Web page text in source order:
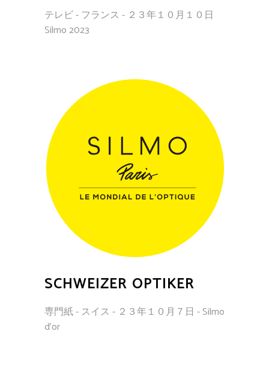
テレビ - フランス - ２３年１０月１０日
Silmo 2023
SCHWEIZER OPTIKER
専門紙 - スイス - ２３年１０月７日 - Silmo
d'or